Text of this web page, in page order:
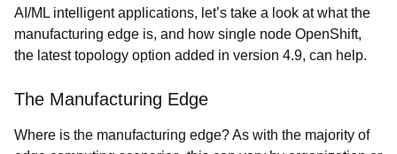
AI/ML intelligent applications, let’s take a look at what the
manufacturing edge is, and how single node OpenShift,
the latest topology option added in version 4.9, can help.
The Manufacturing Edge
Where is the manufacturing edge? As with the majority of